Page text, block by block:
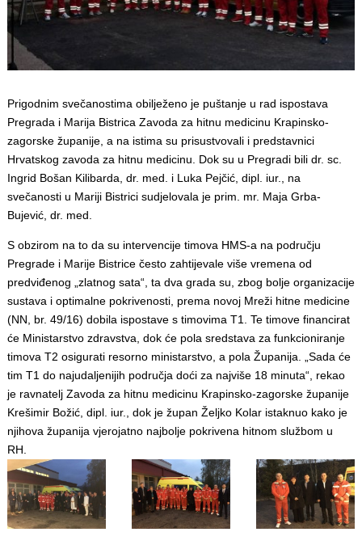
Prigodnim svečanostima obilježeno je puštanje u rad ispostava
Pregrada i Marija Bistrica Zavoda za hitnu medicinu Krapinsko-
zagorske županije, a na istima su prisustvovali i predstavnici
Hrvatskog zavoda za hitnu medicinu. Dok su u Pregradi bili dr. sc.
Ingrid Bošan Kilibarda, dr. med. i Luka Pejčić, dipl. iur., na
svečanosti u Mariji Bistrici sudjelovala je prim. mr. Maja Grba-
Bujević, dr. med.
S obzirom na to da su intervencije timova HMS-a na području
Pregrade i Marije Bistrice često zahtijevale više vremena od
predviđenog „zlatnog sata“, ta dva grada su, zbog bolje organizacije
sustava i optimalne pokrivenosti, prema novoj Mreži hitne medicine
(NN, br. 49/16) dobila ispostave s timovima T1. Te timove financirat
će Ministarstvo zdravstva, dok će pola sredstava za funkcioniranje
timova T2 osigurati resorno ministarstvo, a pola Županija. „Sada će
tim T1 do najudaljenijih područja doći za najviše 18 minuta“, rekao
je ravnatelj Zavoda za hitnu medicinu Krapinsko-zagorske županije
Krešimir Božić, dipl. iur., dok je župan Željko Kolar istaknuo kako je
njihova županija vjerojatno najbolje pokrivena hitnom službom u
RH.